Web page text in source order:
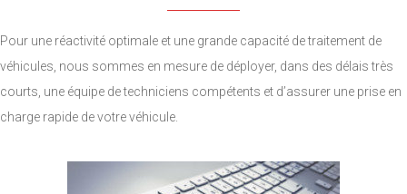
Pour une réactivité optimale et une grande capacité de traitement de
véhicules, nous sommes en mesure de déployer, dans des délais très
courts, une équipe de techniciens compétents et d’assurer une prise en
charge rapide de votre véhicule.